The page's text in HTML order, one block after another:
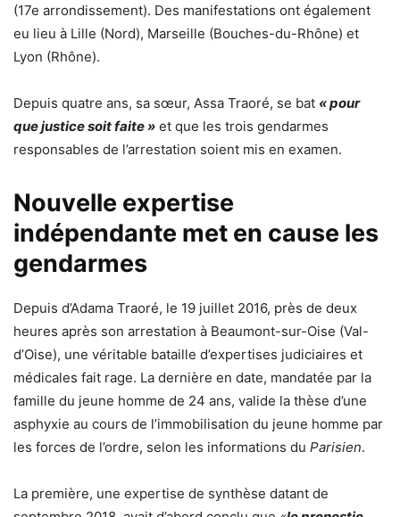
(17e arrondissement). Des manifestations ont également
eu lieu à Lille (Nord), Marseille (Bouches-du-Rhône) et
Lyon (Rhône).
Depuis quatre ans, sa sœur, Assa Traoré, se bat « pour
que justice soit faite » et que les trois gendarmes
responsables de l’arrestation soient mis en examen.
Nouvelle expertise
indépendante met en cause les
gendarmes
Depuis d’Adama Traoré, le 19 juillet 2016, près de deux
heures après son arrestation à Beaumont-sur-Oise (Val-
d’Oise), une véritable bataille d’expertises judiciaires et
médicales fait rage. La dernière en date, mandatée par la
famille du jeune homme de 24 ans, valide la thèse d’une
asphyxie au cours de l’immobilisation du jeune homme par
les forces de l’ordre, selon les informations du Parisien.
La première, une expertise de synthèse datant de